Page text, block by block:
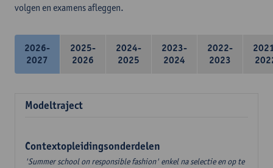
volgen en examens afleggen.
2026-
2027
2025-
2026
2024-
2025
2023-
2024
2022-
2023
Modeltraject
Contextopleidingsonderdelen
'Summer school on responsible fashion' enkel na selectie en op te